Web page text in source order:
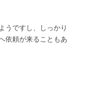
うですし、しっかり
依頼が来ることもあ